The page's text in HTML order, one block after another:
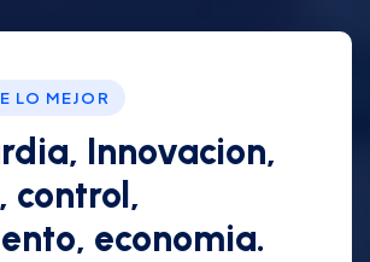
LO MEJOR
Innovacion,
control,
economia.